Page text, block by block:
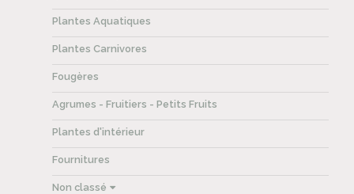
Plantes Aquatiques
Plantes Carnivores
Fougères
Agrumes - Fruitiers - Petits Fruits
Plantes d'intérieur
Fournitures
Non classé